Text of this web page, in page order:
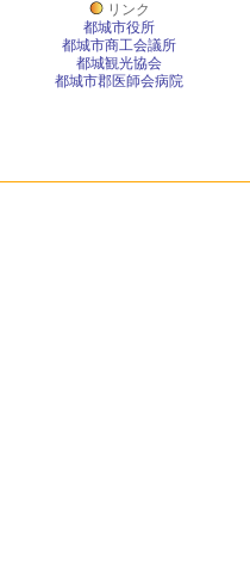
リンク
都城市役所
都城市商工会議所
都城観光協会
都城市郡医師会病院